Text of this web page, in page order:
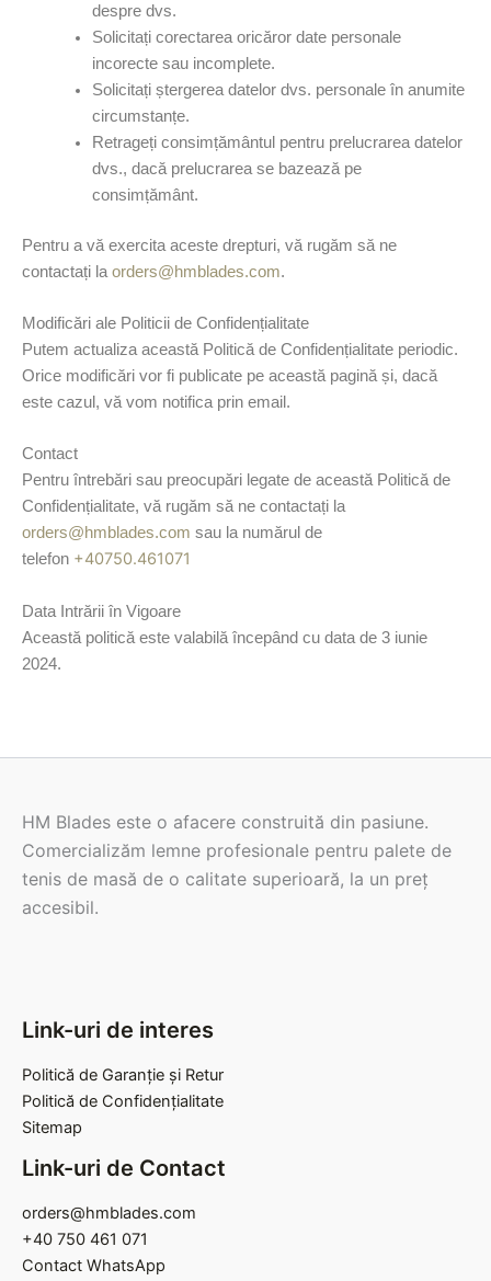
despre dvs.
Solicitați corectarea oricăror date personale
incorecte sau incomplete.
Solicitați ștergerea datelor dvs. personale în anumite
circumstanțe.
Retrageți consimțământul pentru prelucrarea datelor
dvs., dacă prelucrarea se bazează pe
consimțământ.
Pentru a vă exercita aceste drepturi, vă rugăm să ne
contactați la orders@hmblades.com.
Modificări ale Politicii de Confidențialitate
Putem actualiza această Politică de Confidențialitate periodic.
Orice modificări vor fi publicate pe această pagină și, dacă
este cazul, vă vom notifica prin email.
Contact
Pentru întrebări sau preocupări legate de această Politică de
Confidențialitate, vă rugăm să ne contactați la
orders@hmblades.com sau la numărul de
telefon +40750.461071
Data Intrării în Vigoare
Această politică este valabilă începând cu data de 3 iunie
2024.
HM Blades este o afacere construită din pasiune.
Comercializăm lemne profesionale pentru palete de
tenis de masă de o calitate superioară, la un preț
accesibil.
Link-uri de interes
Politică de Garanție și Retur
Politică de Confidențialitate
Sitemap
Link-uri de Contact
orders@hmblades.com
+40 750 461 071
Contact WhatsApp